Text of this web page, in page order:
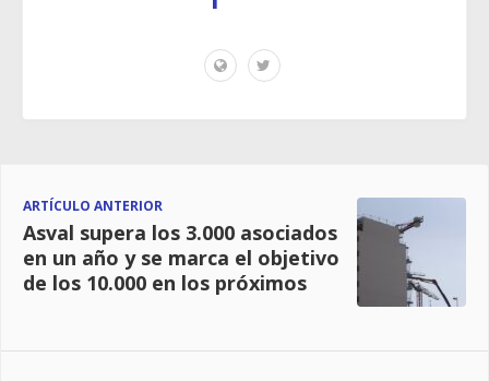
ARTÍCULO ANTERIOR
Asval supera los 3.000 asociados
en un año y se marca el objetivo
de los 10.000 en los próximos